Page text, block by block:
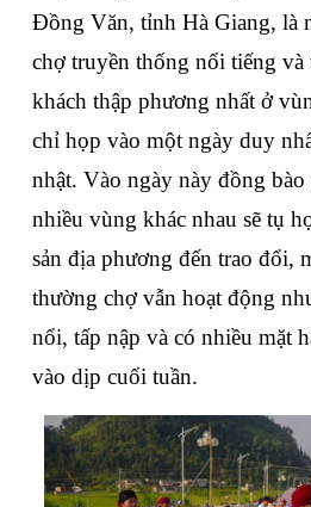
Đồng Văn, tỉnh Hà Giang, là
chợ truyền thống nổi tiếng
khách thập phương nhất ở
chỉ họp vào một ngày duy
nhật. Vào ngày này đồng
nhiều vùng khác nhau sẽ tụ
sản địa phương đến trao đổi,
thường chợ vẫn hoạt động
nổi, tấp nập và có nhiều mặt
vào dịp cuối tuần.